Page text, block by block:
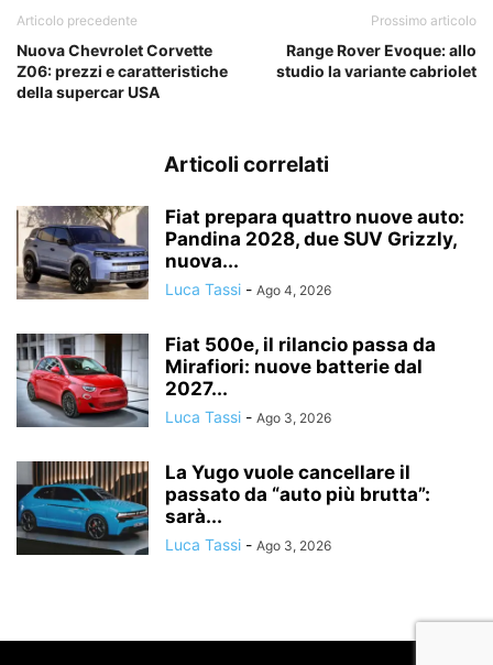
Articolo precedente
Nuova Chevrolet Corvette
Z06: prezzi e caratteristiche
della supercar USA
Prossimo articolo
Range Rover Evoque: allo
studio la variante cabriolet
Articoli correlati
Fiat prepara quattro nuove auto:
Pandina 2028, due SUV Grizzly,
nuova...
Luca Tassi - Ago 4, 2026
Fiat 500e, il rilancio passa da
Mirafiori: nuove batterie dal
2027...
Luca Tassi - Ago 3, 2026
La Yugo vuole cancellare il
passato da “auto più brutta”:
sarà...
Luca Tassi - Ago 3, 2026